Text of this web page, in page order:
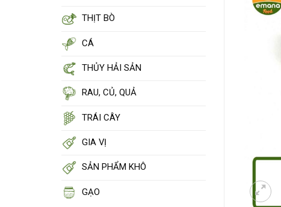
THỊT BÒ
CÁ
THỦY HẢI SẢN
RAU, CỦ, QUẢ
TRÁI CÂY
GIA VỊ
SẢN PHẨM KHÔ
GẠO